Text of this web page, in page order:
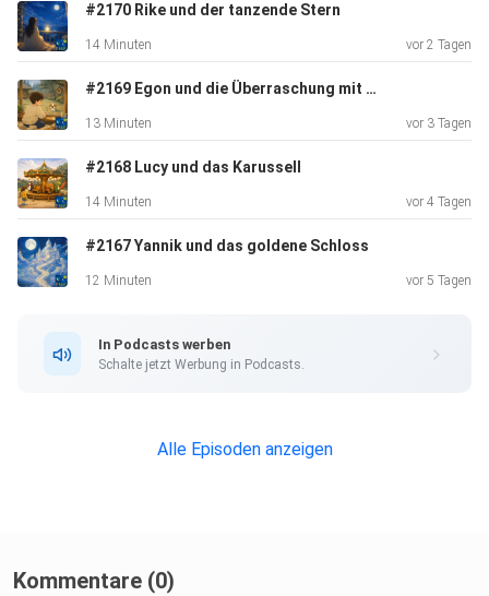
#2170 Rike und der tanzende Stern
14 Minuten vor 2 Tagen
#2169 Egon und die Überraschung mit der Stupsnase
13 Minuten vor 3 Tagen
#2168 Lucy und das Karussell
14 Minuten vor 4 Tagen
#2167 Yannik und das goldene Schloss
12 Minuten vor 5 Tagen
In Podcasts werben
Schalte jetzt Werbung in Podcasts.
Alle Episoden anzeigen
Kommentare (0)